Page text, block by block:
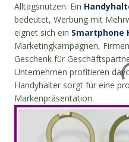
Alltagsnutzen. Ein
bedeutet, Werbung mit
eignet sich ein Smartphone
Marketingkampagnen,
Geschenk für
Unternehmen profitieren
Handyhalter sorgt für eine
Markenpräsentation.